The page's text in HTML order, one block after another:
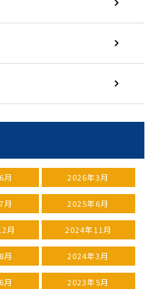
月 2026年3月
月 2025年6月
月 2024年11月
月 2024年3月
月 2023年5月